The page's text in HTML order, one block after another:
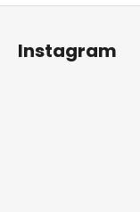
Z
Instagram